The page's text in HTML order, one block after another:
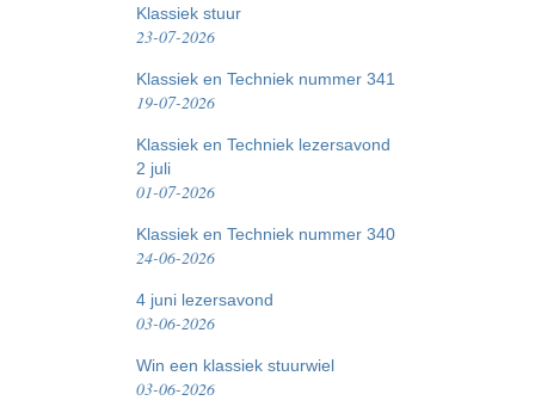
Klassiek stuur
23-07-2026
Klassiek en Techniek nummer 341
19-07-2026
Klassiek en Techniek lezersavond
2 juli
01-07-2026
Klassiek en Techniek nummer 340
24-06-2026
4 juni lezersavond
03-06-2026
Win een klassiek stuurwiel
03-06-2026